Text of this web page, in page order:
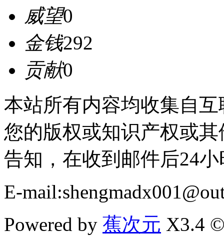
威望0
金钱292
贡献0
本站所有内容均收集自
您的版权或知识产权或
告知，在收到邮件后24
E-
Powered by 蕉次元 X3.4